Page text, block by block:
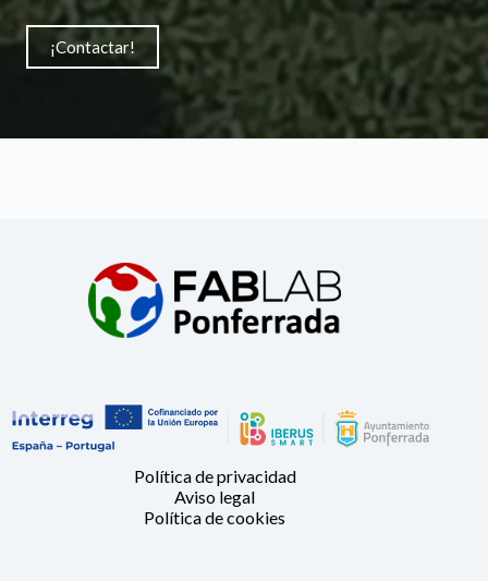
¡Contactar!
Política de privacidad
Aviso legal
Política de cookies